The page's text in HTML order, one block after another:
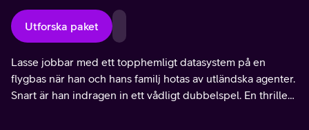
Utforska paket
Lasse jobbar med ett topphemligt datasystem på en
flygbas när han och hans familj hotas av utländska agenter.
Snart är han indragen in ett vådligt dubbelspel. En thriller